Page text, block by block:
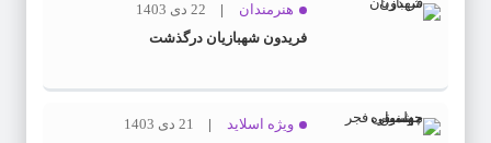
هنرمندان
22 دی 1403
فریدون شهبازیان درگذشت
ویژه اسلاید
21 دی 1403